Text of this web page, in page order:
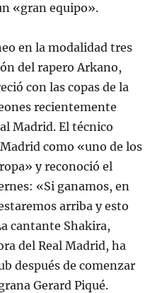
«gran equipo».
en la modalidad tres
del rapero Arkano,
con las copas de la
recientemente
Madrid. El técnico
como «uno de los
y reconoció el
«Si ganamos, en
arriba y esto
cantante Shakira,
del Real Madrid, ha
después de comenzar
Gerard Piqué.